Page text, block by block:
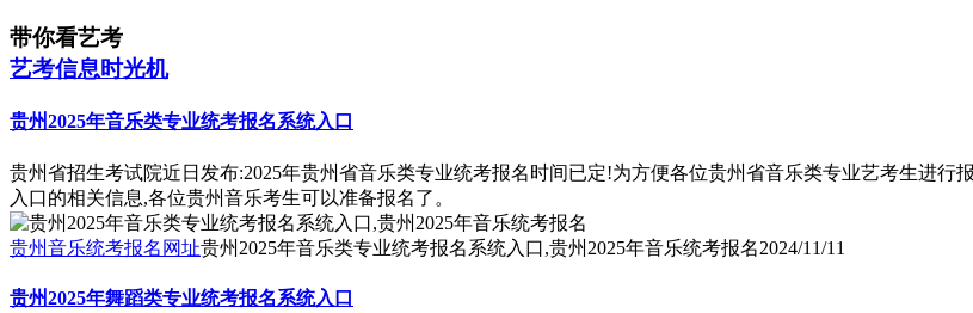
带你看艺考
艺考信息时光机
贵州2025年音乐类专业统考报名系统入口
贵州省招生考试院近日发布:2025年贵州省音乐类专业统考报名时间已定!为方便各位贵州省音乐类专业艺考生进
入口的相关信息,各位贵州音乐考生可以准备报名了。
贵州音乐统考报名网址贵州2025年音乐类专业统考报名系统入口,贵州2025年音乐统考报名2024/11/11
贵州2025年舞蹈类专业统考报名系统入口